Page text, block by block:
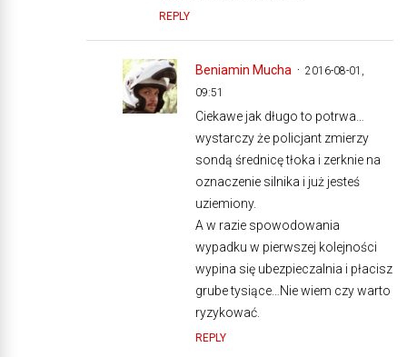
REPLY
Beniamin Mucha
2016-08-01,
09:51
Ciekawe jak długo to potrwa…
wystarczy że policjant zmierzy
sondą średnicę tłoka i zerknie na
oznaczenie silnika i już jesteś
uziemiony.
A w razie spowodowania
wypadku w pierwszej kolejności
wypina się ubezpieczalnia i płacisz
grube tysiące…Nie wiem czy warto
ryzykować.
REPLY